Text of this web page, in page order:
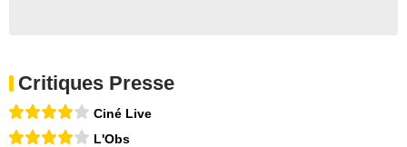
Critiques Presse
Ciné Live
L'Obs